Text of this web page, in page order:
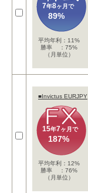
7年8ヶ月で
89%
平均年利：11%
勝率 ：75%
（月単位）
■Invictus EURJPY
15年7ヶ月で
187%
平均年利：12%
勝率 ：76%
（月単位）